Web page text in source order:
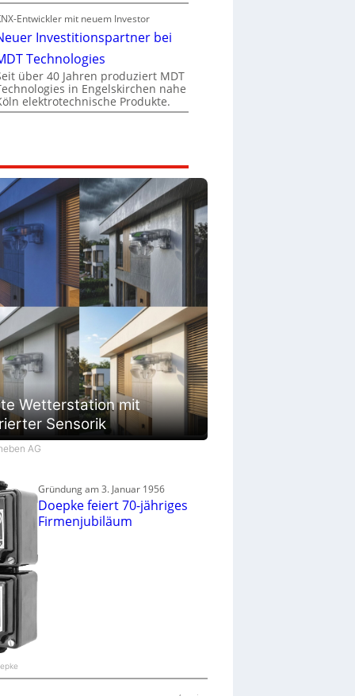
Entwickler mit neuem Investor
Investitionspartner bei
Technologies
über 40 Jahren produziert MDT
in Engelskirchen nahe
elektrotechnische Produkte.
Wetterstation mit
Sensorik
AG
Gründung am 3. Januar 1956
Doepke feiert 70-jähriges
Firmenjubiläum